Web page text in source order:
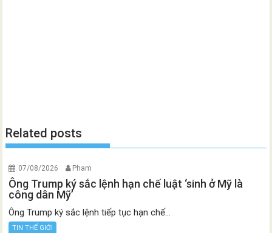
Related posts
07/08/2026 Pham
Ông Trump ký sắc lệnh hạn chế luật ‘sinh ở Mỹ là
công dân Mỹ’
Ông Trump ký sắc lệnh tiếp tục hạn chế...
TIN THẾ GIỚI